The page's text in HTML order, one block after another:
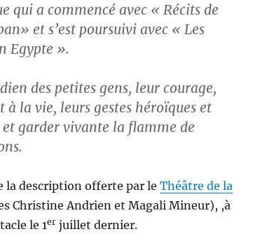
qui a commencé avec « Récits de
et s’est poursuivi avec « Les
Egypte ».
des petites gens, leur courage,
la vie, leurs gestes héroïques et
garder vivante la flamme de
la description offerte par le Théâtre de la
Christine Andrien et Magali Mineur), ,à
le 1erjuillet dernier.